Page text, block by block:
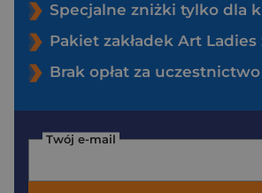
Specjalne zniżki tylko dla
Pakiet zakładek Art Ladies
Brak opłat za uczestnictwo
Twój e-mail